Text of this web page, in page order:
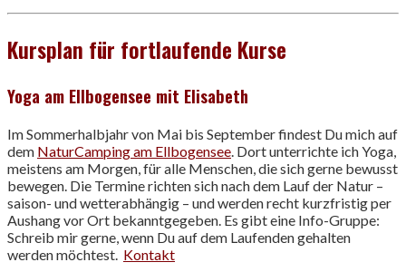
Kursplan für fortlaufende Kurse
Yoga am Ellbogensee mit Elisabeth
Im Sommerhalbjahr von Mai bis September findest Du mich auf
dem NaturCamping am Ellbogensee. Dort unterrichte ich Yoga,
meistens am Morgen, für alle Menschen, die sich gerne bewusst
bewegen. Die Termine richten sich nach dem Lauf der Natur –
saison- und wetterabhängig – und werden recht kurzfristig per
Aushang vor Ort bekanntgegeben. Es gibt eine Info-Gruppe:
Schreib mir gerne, wenn Du auf dem Laufenden gehalten
werden möchtest. Kontakt